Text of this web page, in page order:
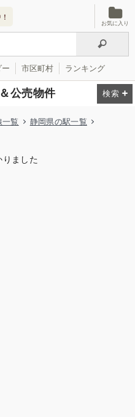
お気に入り
ー 市区町村 ランキング
公売物件
一覧
静岡県の駅一覧
りました